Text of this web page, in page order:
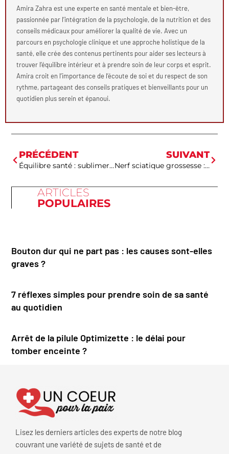
Amira Zahra est une experte en santé mentale et bien-être,
passionnée par l’intégration de la psychologie, de la nutrition et des
conseils médicaux pour améliorer la qualité de vie. Avec un
parcours en psychologie clinique et une approche holistique de la
santé, elle crée des contenus pertinents pour aider ses lecteurs à
trouver l’équilibre intérieur et à prendre soin de leur corps et esprit.
Amira croit en l’importance de l’écoute de soi et du respect de son
rythme, partageant des conseils pratiques et bienveillants pour un
quotidien plus serein et épanoui.
PRÉCÉDENT
Équilibre santé : sublimer vos rouleaux de printemps avec la sauce cacahuète
SUIVANT
Nerf sciatique grossesse : comment soulager la douleur efficacement ?
ARTICLES
POPULAIRES
Bouton dur qui ne part pas : les causes sont-elles
graves ?
7 réflexes simples pour prendre soin de sa santé
au quotidien
Arrêt de la pilule Optimizette : le délai pour
tomber enceinte ?
Lisez les derniers articles des experts de notre blog
couvrant une variété de sujets de santé et de